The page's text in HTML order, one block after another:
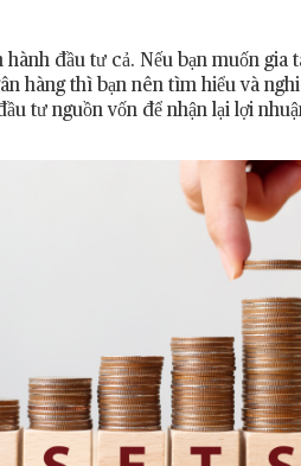
đầu tư cả. Nếu bạn muốn gia
hàng thì bạn nên tìm hiểu và
tư nguồn vốn để nhận lại lợi